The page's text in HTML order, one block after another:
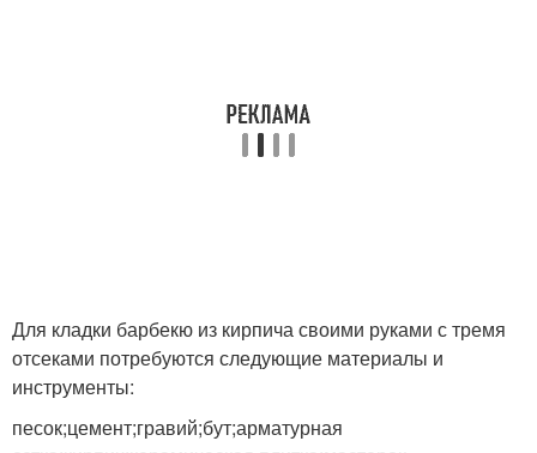
Для кладки барбекю из кирпича своими руками с тремя
отсеками потребуются следующие материалы и
инструменты:
песок;цемент;гравий;бут;арматурная